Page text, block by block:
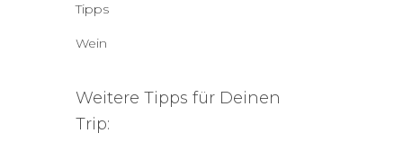
Tipps
Wein
Weitere Tipps für Deinen
Trip: